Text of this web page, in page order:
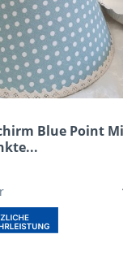
Blue Point